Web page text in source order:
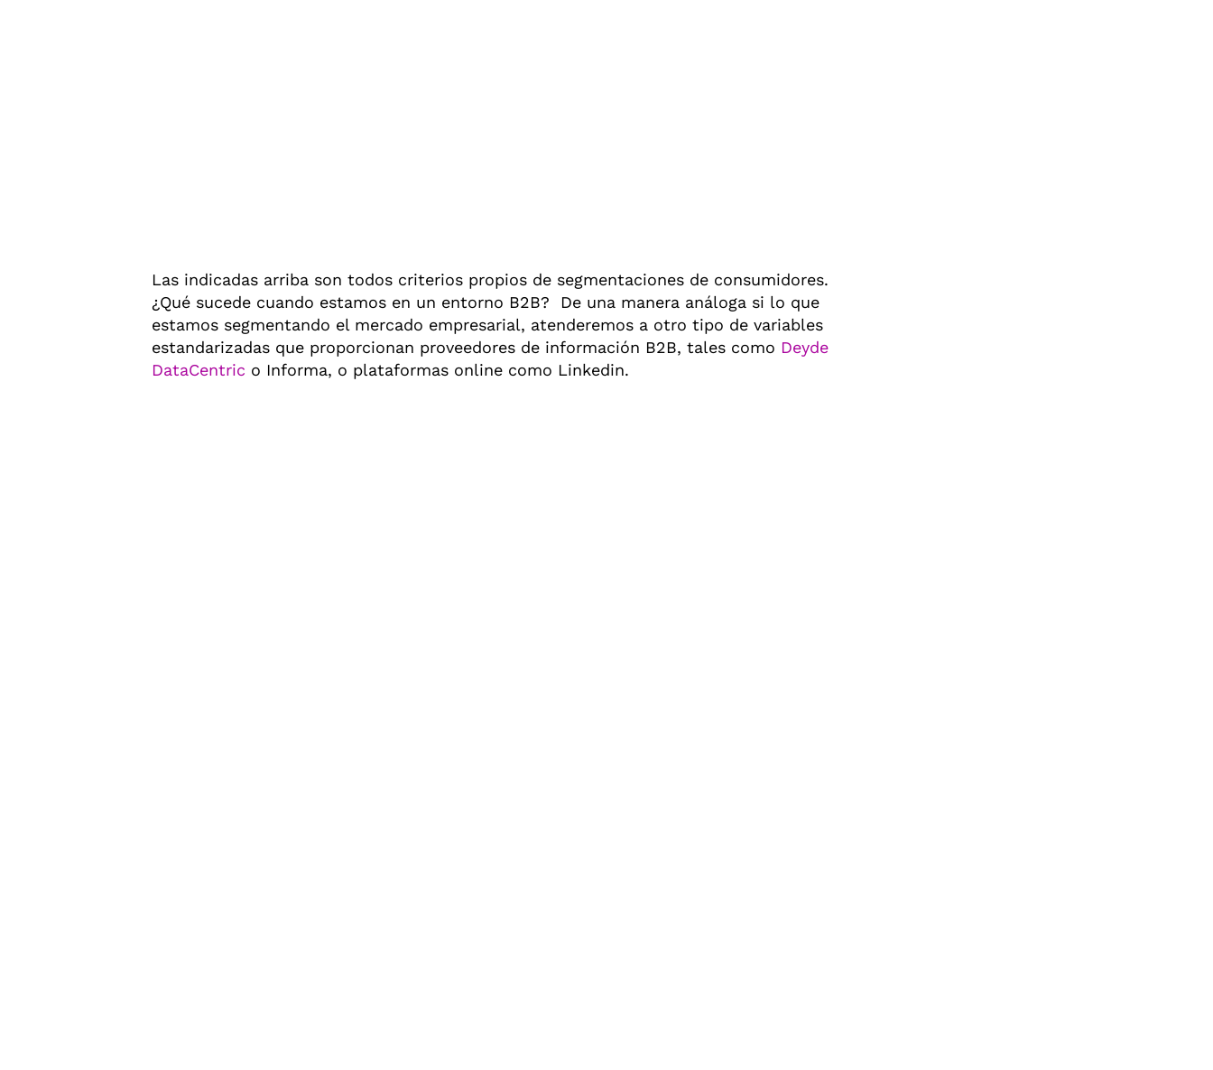
Las indicadas arriba son todos criterios propios de segmentaciones de consumidores.
¿Qué sucede cuando estamos en un entorno B2B? De una manera análoga si lo que
estamos segmentando el mercado empresarial, atenderemos a otro tipo de variables
estandarizadas que proporcionan proveedores de información B2B, tales como Deyde
DataCentric o Informa, o plataformas online como Linkedin.